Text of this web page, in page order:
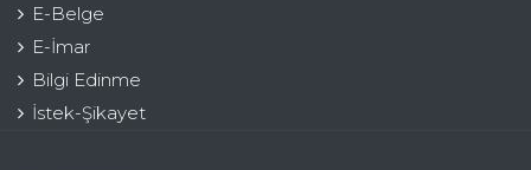
E-Belge
E-İmar
Bilgi Edinme
İstek-Şikayet